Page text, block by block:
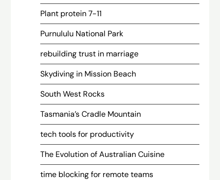
Plant protein 7-11
Purnululu National Park
rebuilding trust in marriage
Skydiving in Mission Beach
South West Rocks
Tasmania’s Cradle Mountain
tech tools for productivity
The Evolution of Australian Cuisine
time blocking for remote teams